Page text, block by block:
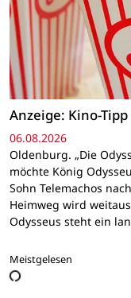
Anzeige: Kino-Tipp
06.08.2026
Oldenburg. „Die
möchte König
Sohn Telemachos
Heimweg wird
Odysseus steht ein
Meistgelesen